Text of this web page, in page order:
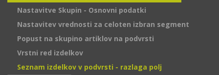
Nastavitve Skupin - Osnovni podatki
Nastavitev vrednosti za celoten izbran segment
Popust na skupino artiklov na podvrsti
Vrstni red izdelkov
Seznam izdelkov v podvrsti - razlaga polj